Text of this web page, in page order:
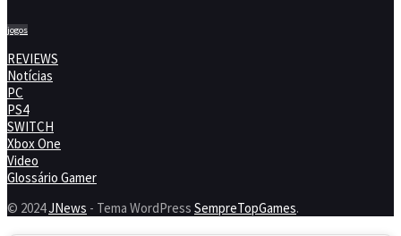
jogos
REVIEWS
Notícias
PC
PS4
SWITCH
Xbox One
Video
Glossário Gamer
© 2024JNews - Tema WordPress SempreTopGames.